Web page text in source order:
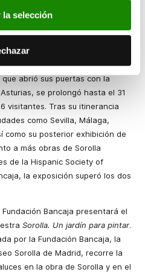
la selección
la remodelación del Centro
de España, que mostró por
regionales que el artista
Society of America con sede
abrió sus puertas con la
se prolongó hasta el 31
visitantes. Tras su itinerancia
como Sevilla, Málaga,
como su posterior exhibición de
a más obras de Sorolla
de la Hispanic Society of
la exposición superó los dos
Bancaja presentará el
Sorolla. Un jardín para pintar.
por la Fundación Bancaja, la
Sorolla de Madrid, recorre la
en la obra de Sorolla y en el